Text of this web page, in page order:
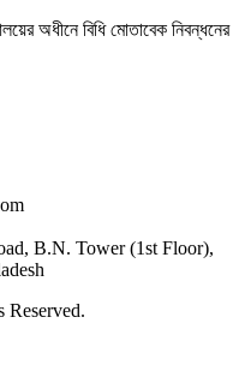
অধীনে বিধি মোতাবেক নিবন্ধনের
B.N. Tower (1st Floor),
Reserved.